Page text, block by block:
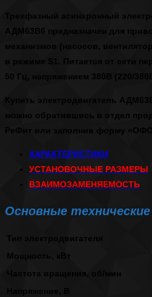
Трехфазный асинхронный
АДМ63В6 предназначен для
механизмов (насосов,
в режиме S1. Питается от сети
50 Гц, напряжением 380В (220/
Купить электродвигатель
можно обратившись в отдел
РеФит или заполнив форму
ХАРАКТЕРИСТИКИ
УСТАНОВОЧНЫЕ РАЗМЕРЫ
ВЗАИМОЗАМЕНЯЕМОСТЬ
Основные
Тип электродвигателя
Мощность, кВт
Частота вращения, об/мин
Напряжение, В